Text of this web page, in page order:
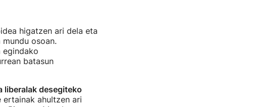
higatzen ari dela eta
osoan.
egindako
batasun
liberalak desegiteko
ahultzen ari